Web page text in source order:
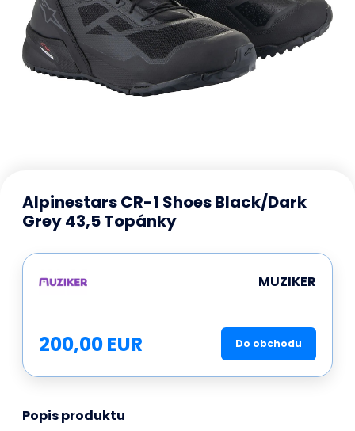
Alpinestars CR-1 Shoes Black/Dark
Grey 43,5 Topánky
MUZIKER
200,00 EUR Do obchodu
Popis produktu